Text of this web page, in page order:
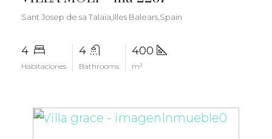
Sant Josep de sa Talaia,Illes Balears,Spain
4
Habitaciones
4
Bathrooms
400
m²